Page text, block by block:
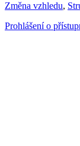
Změna vzhledu,
Prohlášení o